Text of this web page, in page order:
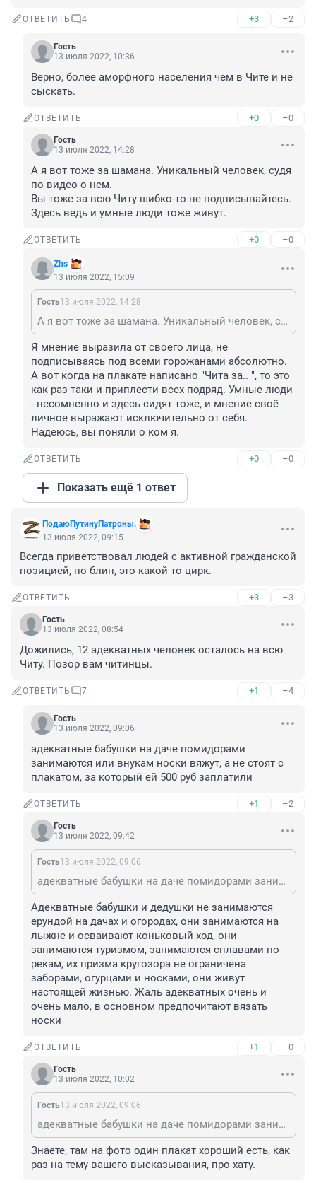
ОТВЕТИТЬ 4 +3 –2
Гость
13 июля 2022, 10:36
Верно, более аморфного населения чем в Чите и не
сыскать.
ОТВЕТИТЬ +0 –0
Гость
13 июля 2022, 14:28
А я вот тоже за шамана. Уникальный человек, судя
по видео о нем.
Вы тоже за всю Читу шибко-то не подписывайтесь.
Здесь ведь и умные люди тоже живут.
ОТВЕТИТЬ +0 –0
Zhs
13 июля 2022, 15:09
Гость13 июля 2022, 14:28
А я вот тоже за шамана. Уникальный человек, судя по видео о нем. Вы тоже за всю Читу шибко-то не подписывайтесь. Здесь ведь и умные люди тоже живут.
Я мнение выразила от своего лица, не
подписываясь под всеми горожанами абсолютно.
А вот когда на плакате написано "Чита за.. ", то это
как раз таки и приплести всех подряд. Умные люди
- несомненно и здесь сидят тоже, и мнение своё
личное выражают исключительно от себя.
Надеюсь, вы поняли о ком я.
ОТВЕТИТЬ +0 –0
Показать ещё 1 ответ
ПодаюПутинуПатроны.
13 июля 2022, 09:15
Всегда приветствовал людей с активной гражданской
позицией, но блин, это какой то цирк.
ОТВЕТИТЬ +3 –3
Гость
13 июля 2022, 08:54
Дожились, 12 адекватных человек осталось на всю
Читу. Позор вам читинцы.
ОТВЕТИТЬ 7 +1 –4
Гость
13 июля 2022, 09:06
адекватные бабушки на даче помидорами
занимаются или внукам носки вяжут, а не стоят с
плакатом, за который ей 500 руб заплатили
ОТВЕТИТЬ +1 –2
Гость
13 июля 2022, 09:42
Гость13 июля 2022, 09:06
адекватные бабушки на даче помидорами занимаются или внукам носки вяжут, а не стоят с плакатом, за который ей 500 руб заплатили
Адекватные бабушки и дедушки не занимаются
ерундой на дачах и огородах, они занимаются на
лыжне и осваивают коньковый ход, они
занимаются туризмом, занимаются сплавами по
рекам, их призма кругозора не ограничена
заборами, огурцами и носками, они живут
настоящей жизнью. Жаль адекватных очень и
очень мало, в основном предпочитают вязать
носки
ОТВЕТИТЬ +1 –0
Гость
13 июля 2022, 10:02
Гость13 июля 2022, 09:06
адекватные бабушки на даче помидорами занимаются или внукам носки вяжут, а не стоят с плакатом, за который ей 500 руб заплатили
Знаете, там на фото один плакат хороший есть, как
раз на тему вашего высказывания, про хату.